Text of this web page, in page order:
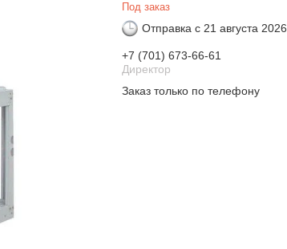
Под заказ
Отправка с 21 августа 2026
+7 (701) 673-66-61
Директор
Заказ только по телефону